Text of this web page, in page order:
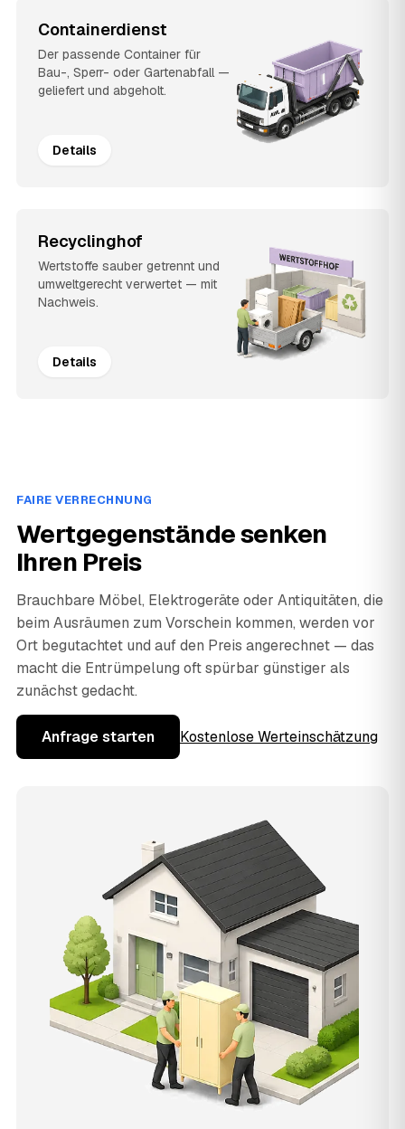
Containerdienst
Der passende Container für
Bau-, Sperr- oder Gartenabfall —
geliefert und abgeholt.
Details
Recyclinghof
Wertstoffe sauber getrennt und
umweltgerecht verwertet — mit
Nachweis.
Details
FAIRE VERRECHNUNG
Wertgegenstände senken
Ihren Preis
Brauchbare Möbel, Elektrogeräte oder Antiquitäten, die
beim Ausräumen zum Vorschein kommen, werden vor
Ort begutachtet und auf den Preis angerechnet — das
macht die Entrümpelung oft spürbar günstiger als
zunächst gedacht.
Anfrage starten Kostenlose Werteinschätzung